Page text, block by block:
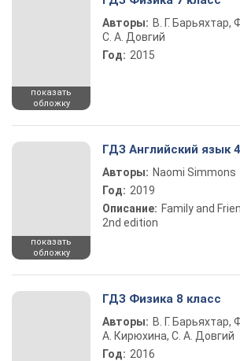
показать
обложку
Авторы: В. Г. Барьяхтар,
С. А. Довгий
Год: 2015
показать
обложку
ГДЗ Английский язык
Авторы: Naomi Simmons
Год: 2019
Описание: Family and
2nd edition
ГДЗ Физика 8 класс
Авторы: В. Г. Барьяхтар,
А. Кирюхина, С. А. Довгий
Год: 2016